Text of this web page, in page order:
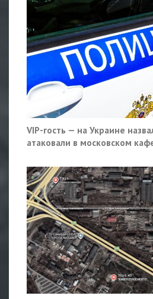
VIP-гость — на Украине
атаковали в московском